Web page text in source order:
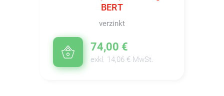
BERT
verzinkt
74,00 €
exkl. 14,06 € MwSt.